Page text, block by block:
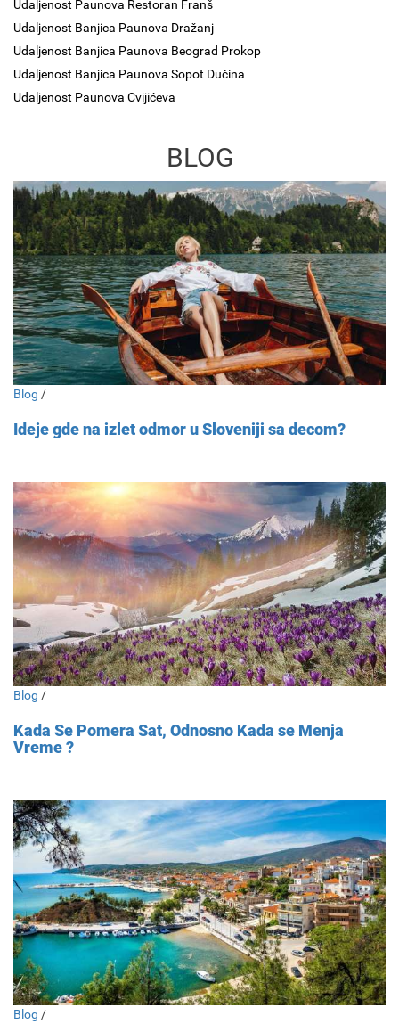
Udaljenost Paunova Restoran Franš
Udaljenost Banjica Paunova Dražanj
Udaljenost Banjica Paunova Beograd Prokop
Udaljenost Banjica Paunova Sopot Dučina
Udaljenost Paunova Cvijićeva
BLOG
Blog /
Ideje gde na izlet odmor u Sloveniji sa decom?
Blog /
Kada Se Pomera Sat, Odnosno Kada se Menja
Vreme ?
Blog /